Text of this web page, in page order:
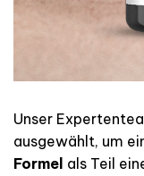
Unser
ausgewählt, um
Formel als Teil